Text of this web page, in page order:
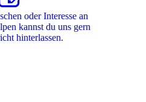
oder Interesse an
kannst du uns gern
hinterlassen.